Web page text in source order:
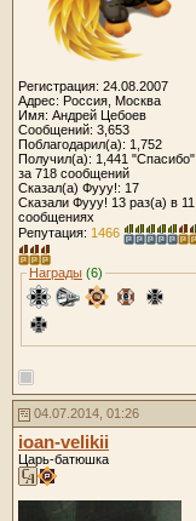
Регистрация: 24.08.2007
Адрес: Россия, Москва
Имя: Андрей Цебоев
Сообщений: 3,653
Поблагодарил(а): 1,752
Получил(а): 1,441 "Спасибо"
за 718 сообщений
Сказал(а) Фууу!: 17
Сказали Фууу! 13 раз(а) в 11
сообщениях
Репутация: 1466
Награды (6)
04.07.2014, 01:26
ioan-velikii
Царь-батюшка